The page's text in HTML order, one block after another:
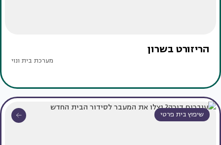
הריזורט בשרון
מערכת בית ונוי
שיפוץ בית פרטי